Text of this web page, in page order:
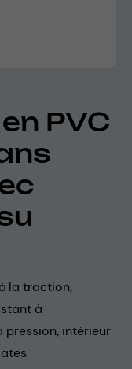
PVC
la traction,
à
pression, intérieur